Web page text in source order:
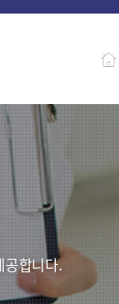
공합니다.